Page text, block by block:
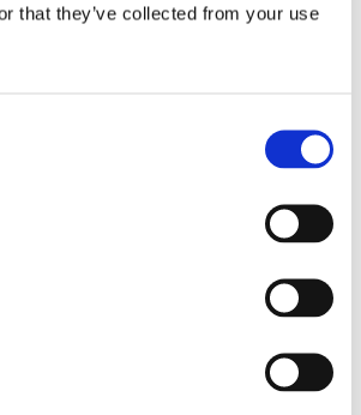
that they’ve collected from your use
men
växa